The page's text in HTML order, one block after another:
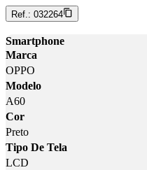
Ref.: 032264
Smartphone
Marca
OPPO
Modelo
A60
Cor
Preto
Tipo De Tela
LCD